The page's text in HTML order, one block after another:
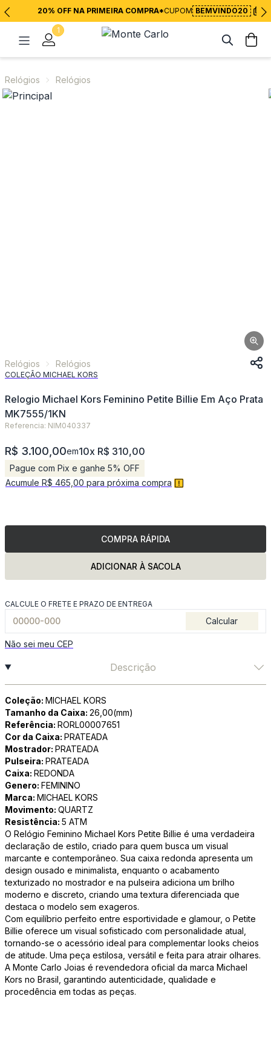
20% OFF NA PRIMEIRA COMPRA*CUPOM BEMVINDO20
1
Relógios Relógios
Relógios Relógios
COLEÇÃO MICHAEL KORS
Relogio Michael Kors Feminino Petite Billie Em Aço Prata
MK7555/1KN
Referencia: NIM040337
R$ 3.100,00em10x R$ 310,00
Pague com Pix e ganhe 5% OFF
Acumule R$ 465,00 para próxima compra
COMPRA RÁPIDA
ADICIONAR À SACOLA
CALCULE O FRETE E PRAZO DE ENTREGA
Calcular
Não sei meu CEP
Descrição
Coleção: MICHAEL KORS
Tamanho da Caixa: 26,00(mm)
Referência: RORL00007651
Cor da Caixa: PRATEADA
Mostrador: PRATEADA
Pulseira: PRATEADA
Caixa: REDONDA
Genero: FEMININO
Marca: MICHAEL KORS
Movimento: QUARTZ
Resistência: 5 ATM
O Relógio Feminino Michael Kors Petite Billie é uma verdadeira
declaração de estilo, criado para quem busca um visual
marcante e contemporâneo. Sua caixa redonda apresenta um
design ousado e minimalista, enquanto o acabamento
texturizado no mostrador e na pulseira adiciona um brilho
moderno e discreto, criando uma textura diferenciada que
destaca o modelo sem exageros.
Com equilíbrio perfeito entre esportividade e glamour, o Petite
Billie oferece um visual sofisticado com personalidade atual,
tornando-se o acessório ideal para complementar looks cheios
de atitude. Uma peça estilosa, versátil e feita para atrair olhares.
A Monte Carlo Joias é revendedora oficial da marca Michael
Kors no Brasil, garantindo autenticidade, qualidade e
procedência em todas as peças.